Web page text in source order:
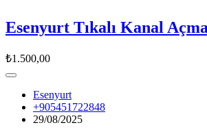
Esenyurt Tıkalı Kanal Açma
₺1.500,00
Esenyurt
+905451722848
29/08/2025